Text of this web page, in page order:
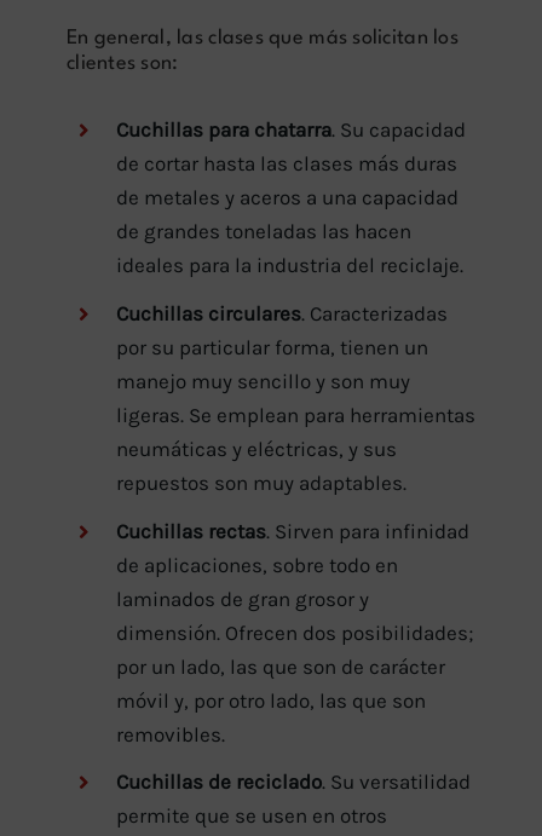
En general, las clases que más solicitan los
clientes son:
Cuchillas para chatarra. Su capacidad
de cortar hasta las clases más duras
de metales y aceros a una capacidad
de grandes toneladas las hacen
ideales para la industria del reciclaje.
Cuchillas circulares. Caracterizadas
por su particular forma, tienen un
manejo muy sencillo y son muy
ligeras. Se emplean para herramientas
neumáticas y eléctricas, y sus
repuestos son muy adaptables.
Cuchillas rectas. Sirven para infinidad
de aplicaciones, sobre todo en
laminados de gran grosor y
dimensión. Ofrecen dos posibilidades;
por un lado, las que son de carácter
móvil y, por otro lado, las que son
removibles.
Cuchillas de reciclado. Su versatilidad
permite que se usen en otros